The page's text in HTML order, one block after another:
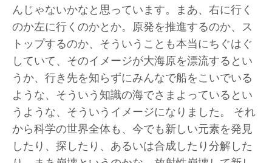
Tuesday - Saturday 11:00 - 19:00
Closed on Mondays, Sundays and Public
Holidays
Shanghai
Unit QL106, 1st Floor, No. 78, Huqiu
Road, Rockbund, Huangpu District,
Shanghai, China 200002
んじゃないかなと思っています。まあ、右に行く
のか左に行くのかとか。原発を推進するのか、ス
トップするのか、そういうことも本当にちぐはぐ
していて、そのイメージが大海原を漂流するとい
うか、行き先を知らずにみんなで船をこいでいる
ような、そういう知識の海でさまよっているとい
うような、そういうイメージになりました。 それ
から科学の世界全体も、今でも新しい元素を発見
したり、探したり、あるいは合成したり分解した